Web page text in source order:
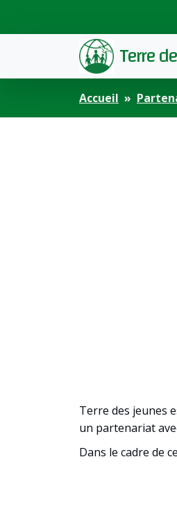
Terre
Accueil
Terre des jeunes
un partenariat
Dans le cadre de